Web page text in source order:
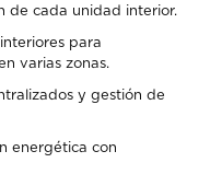
de cada unidad interior.
para
varias zonas.
y gestión de
energética con